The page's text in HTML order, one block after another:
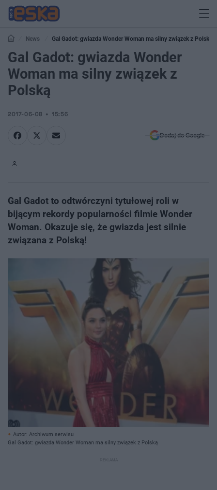
News Gal Gadot: gwiazda Wonder Woman ma silny związek z Polską
Gal Gadot: gwiazda Wonder
Woman ma silny związek z
Polską
2017-06-08 15:56
Dodaj do Google
Gal Gadot to odtwórczyni tytułowej roli w
bijącym rekordy popularności filmie Wonder
Woman. Okazuje się, że gwiazda jest silnie
związana z Polską!
Autor: Archiwum serwisu
Gal Gadot: gwiazda Wonder Woman ma silny związek z Polską